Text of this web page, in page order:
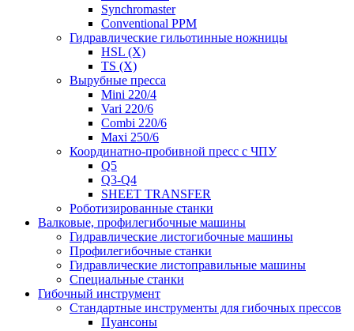
Synchromaster
Conventional PPM
Гидравлические гильотинные ножницы
HSL (X)
TS (X)
Вырубные пресса
Mini 220/4
Vari 220/6
Combi 220/6
Maxi 250/6
Координатно-пробивной пресс с ЧПУ
Q5
Q3-Q4
SHEET TRANSFER
Роботизированные станки
Валковые, профилегибочные машины
Гидравлические листогибочные машины
Профилегибочные станки
Гидравлические листоправильные машины
Специальные станки
Гибочный инструмент
Стандартные инструменты для гибочных прессов
Пуансоны